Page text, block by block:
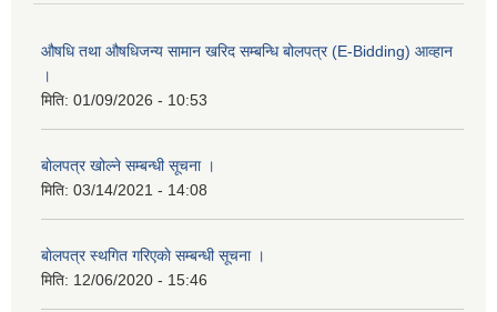
औषधि तथा औषधिजन्य सामान खरिद सम्बन्धि बोलपत्र (E-Bidding) आव्हान
।
मिति: 01/09/2026 - 10:53
बाेलपत्र खोल्ने सम्बन्धी सूचना ।
मिति: 03/14/2021 - 14:08
बाेलपत्र स्थगित गरिएकाे सम्बन्धी सूचना ।
मिति: 12/06/2020 - 15:46